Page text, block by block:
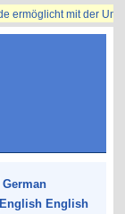
German
English
ermöglicht mit der